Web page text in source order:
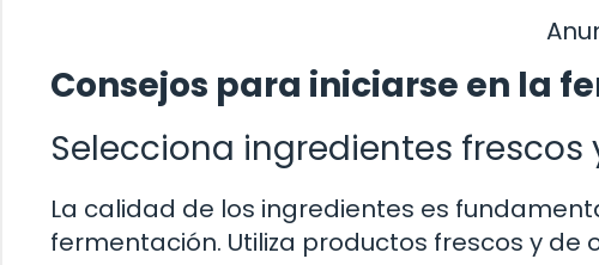
Consejos para iniciarse en la
Selecciona ingredientes frescos
La calidad de los ingredientes es
fermentación. Utiliza productos frescos y